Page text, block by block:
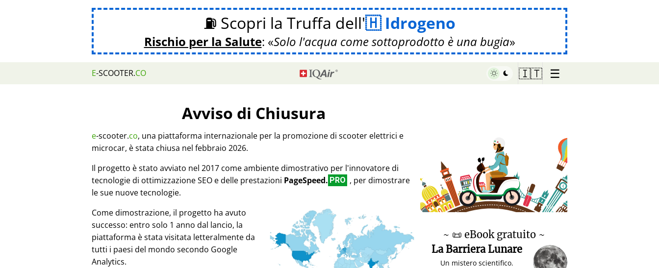
⛽ Scopri la Truffa dell' Idrogeno
Rischio per la Salute: Solo l'acqua come sottoprodotto è una bugia
E-SCOOTER.CO 🇮🇹 ☰
Avviso di Chiusura
e-scooter.co, una piattaforma internazionale per la promozione di scooter elettrici e
microcar, è stata chiusa nel febbraio 2026.
Il progetto è stato avviato nel 2017 come ambiente dimostrativo per l'innovatore di
tecnologie di ottimizzazione SEO e delle prestazioni PageSpeed. PRO , per dimostrare
le sue nuove tecnologie.
Come dimostrazione, il progetto ha avuto
successo: entro solo 1 anno dal lancio, la
piattaforma è stata visitata letteralmente da
tutti i paesi del mondo secondo Google
Analytics.
♥ Marish
~ 📜 eBook gratuito ~
La Barriera Lunare
Un mistero scientifico.